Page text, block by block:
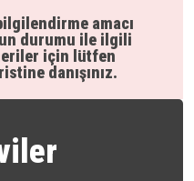
amacı
durumu ile ilgili
için lütfen
danışınız.